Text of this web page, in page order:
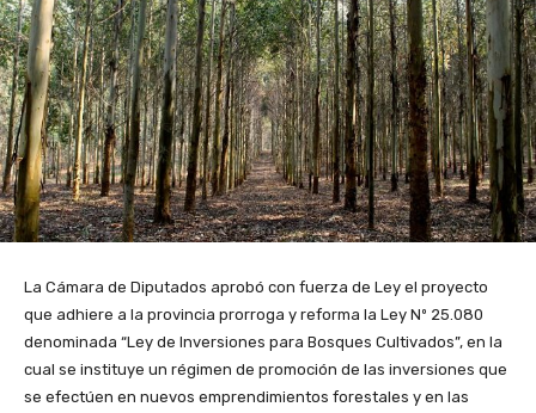
La Cámara de Diputados aprobó con fuerza de Ley el proyecto
que adhiere a la provincia prorroga y reforma la Ley Nº 25.080
denominada “Ley de Inversiones para Bosques Cultivados”, en la
cual se instituye un régimen de promoción de las inversiones que
se efectúen en nuevos emprendimientos forestales y en las